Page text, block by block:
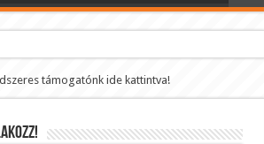
támogatónk ide kattintva!